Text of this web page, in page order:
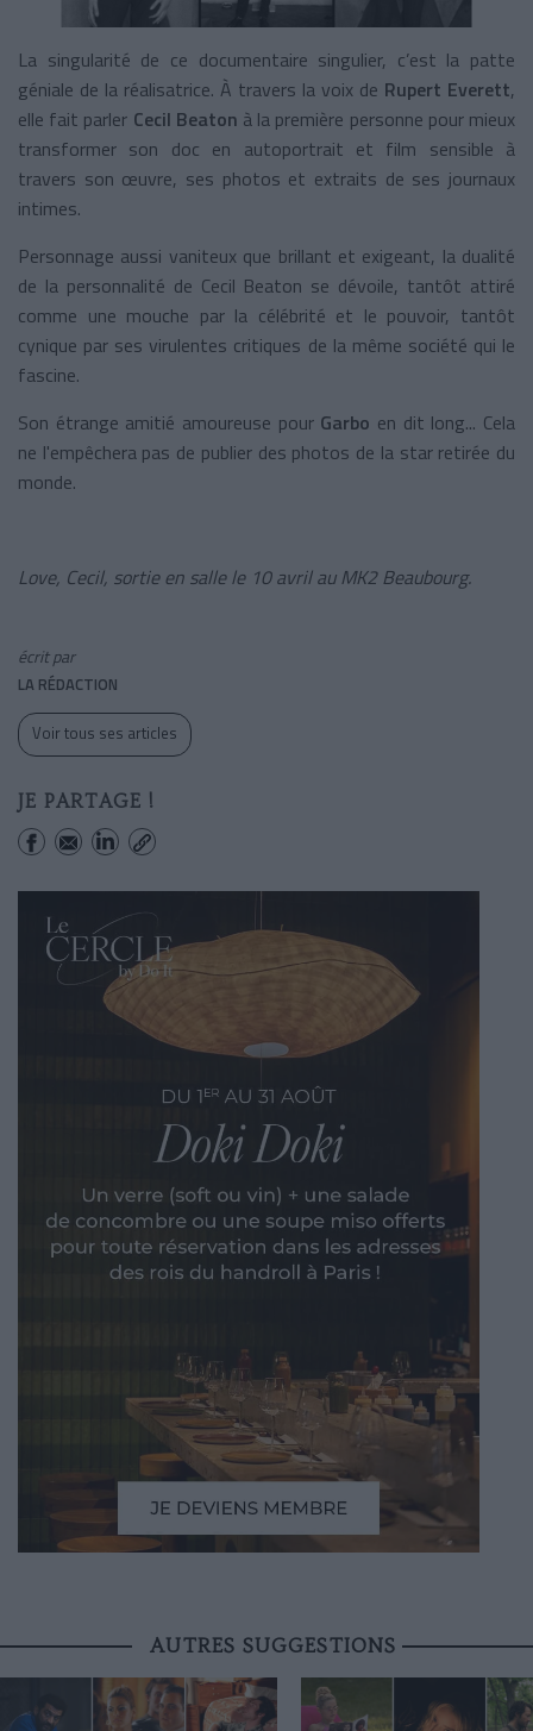
La singularité de ce documentaire singulier, c’est la patte
géniale de la réalisatrice. À travers la voix de Rupert Everett,
elle fait parler Cecil Beaton à la première personne pour mieux
transformer son doc en autoportrait et film sensible à
travers son œuvre, ses photos et extraits de ses journaux
intimes.
Personnage aussi vaniteux que brillant et exigeant, la dualité
de la personnalité de Cecil Beaton se dévoile, tantôt attiré
comme une mouche par la célébrité et le pouvoir, tantôt
cynique par ses virulentes critiques de la même société qui le
fascine.
Son étrange amitié amoureuse pour Garbo en dit long... Cela
ne l'empêchera pas de publier des photos de la star retirée du
monde.
Love, Cecil, sortie en salle le 10 avril au MK2 Beaubourg.
écrit par
LA RÉDACTION
Voir tous ses articles
JE PARTAGE !
AUTRES SUGGESTIONS